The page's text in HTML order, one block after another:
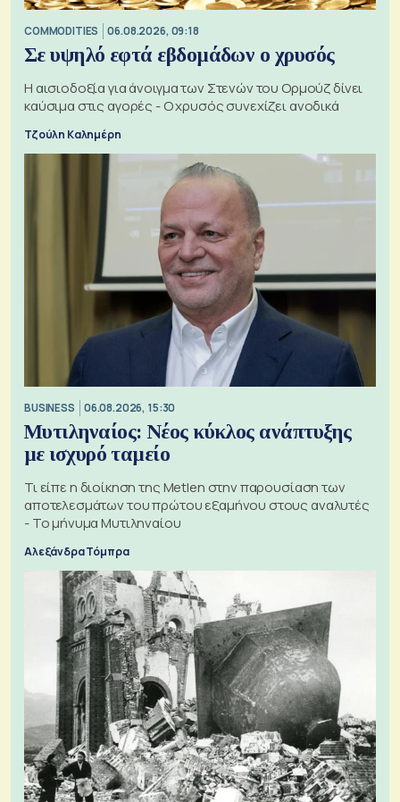
COMMODITIES 06.08.2026, 09:18
Σε υψηλό εφτά εβδομάδων ο χρυσός
Η αισιοδοξία για άνοιγμα των Στενών του Ορμούζ δίνει
καύσιμα στις αγορές - Ο χρυσός συνεχίζει ανοδικά
Τζούλη Καλημέρη
BUSINESS 06.08.2026, 15:30
Μυτιληναίος: Νέος κύκλος ανάπτυξης
με ισχυρό ταμείο
Τι είπε η διοίκηση της Metlen στην παρουσίαση των
αποτελεσμάτων του πρώτου εξαμήνου στους αναλυτές
- Το μήνυμα Μυτιληναίου
Αλεξάνδρα Τόμπρα